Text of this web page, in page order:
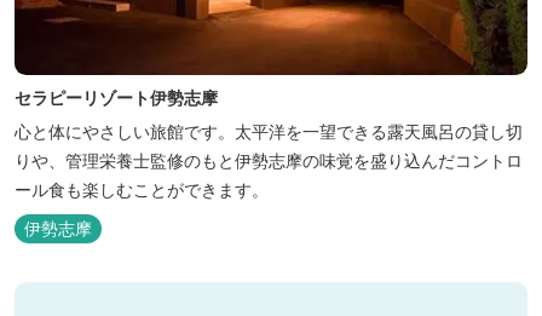
セラピーリゾート伊勢志摩
心と体にやさしい旅館です。太平洋を一望できる露天風呂の貸し切
りや、管理栄養士監修のもと伊勢志摩の味覚を盛り込んだコントロ
ール食も楽しむことができます。
伊勢志摩